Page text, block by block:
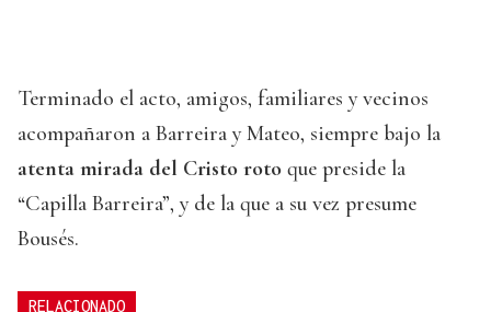
Terminado el acto, amigos, familiares y vecinos
acompañaron a Barreira y Mateo, siempre bajo la
atenta mirada del Cristo roto que preside la
“Capilla Barreira”, y de la que a su vez presume
Bousés.
RELACIONADO